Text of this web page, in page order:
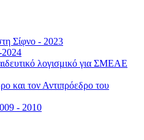
Σίφνο - 2023
2024
λογισμικό για ΣΜΕΑΕ
και τον Αντιπρόεδρο του
- 2010